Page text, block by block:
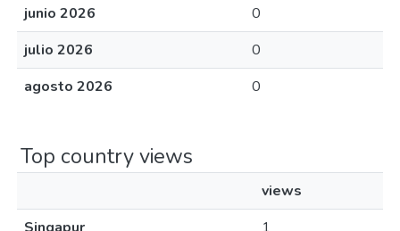
junio 2026
0
julio 2026
0
agosto 2026
0
Top country views
views